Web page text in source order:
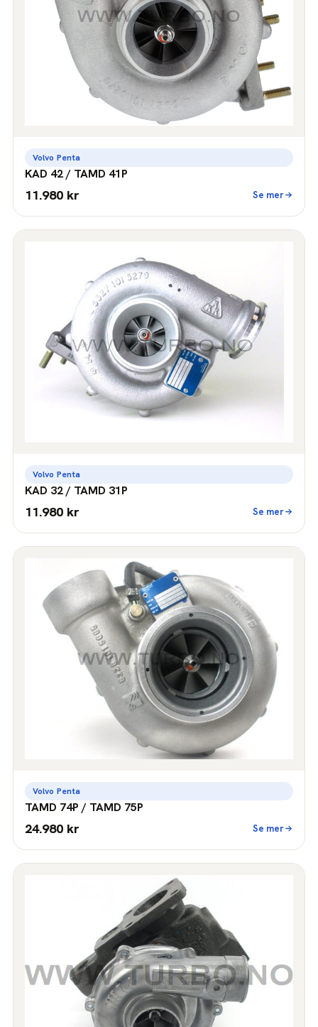
Volvo Penta
KAD 42 / TAMD 41P
11.980 kr Se mer
Volvo Penta
KAD 32 / TAMD 31P
11.980 kr Se mer
Volvo Penta
TAMD 74P / TAMD 75P
24.980 kr Se mer